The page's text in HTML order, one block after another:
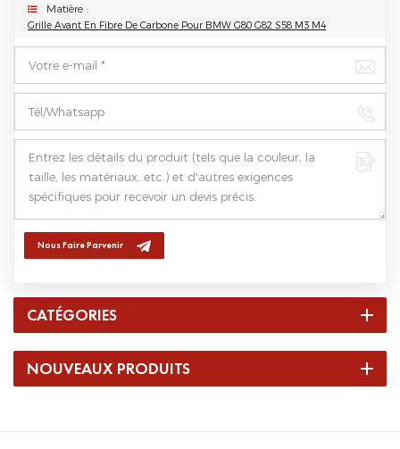
Matière :
Grille Avant En Fibre De Carbone Pour BMW G80 G82 S58 M3 M4
Nous Faire Parvenir
CATÉGORIES
NOUVEAUX PRODUITS